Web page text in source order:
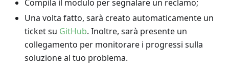
Compila il modulo per segnalare un reclamo;
Una volta fatto, sarà creato automaticamente un
ticket su GitHub. Inoltre, sarà presente un
collegamento per monitorare i progressi sulla
soluzione al tuo problema.